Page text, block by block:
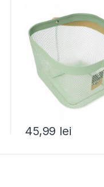
45,99 lei